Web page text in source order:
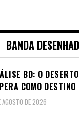
BANDA
BD: O
COMO DESTINO
AGOSTO DE 2026